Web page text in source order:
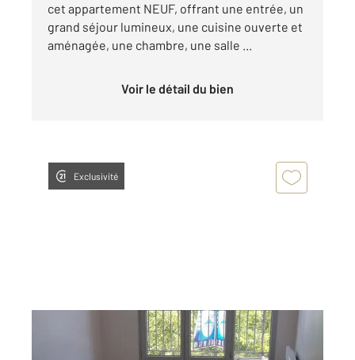
cet appartement NEUF, offrant une entrée, un
grand séjour lumineux, une cuisine ouverte et
aménagée, une chambre, une salle ...
Voir le détail du bien
Exclusivité
MANTES LA JOLIE 78